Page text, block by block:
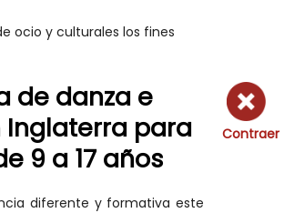
ocio y culturales los fines
de danza e
Inglaterra para
9 a 17 años
diferente y formativa este
Contraer